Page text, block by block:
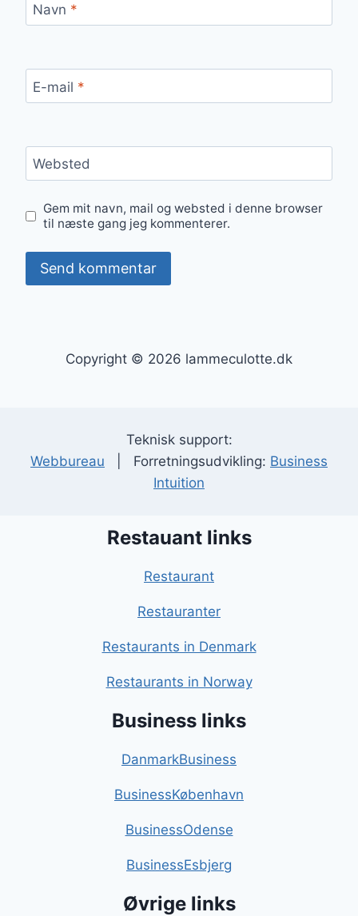
Navn *
E-mail *
Websted
Gem mit navn, mail og websted i denne browser
til næste gang jeg kommenterer.
Copyright © 2026 lammeculotte.dk
Teknisk support:
Webbureau | Forretningsudvikling: Business
Intuition
Restauant links
Restaurant
Restauranter
Restaurants in Denmark
Restaurants in Norway
Business links
DanmarkBusiness
BusinessKøbenhavn
BusinessOdense
BusinessEsbjerg
Øvrige links